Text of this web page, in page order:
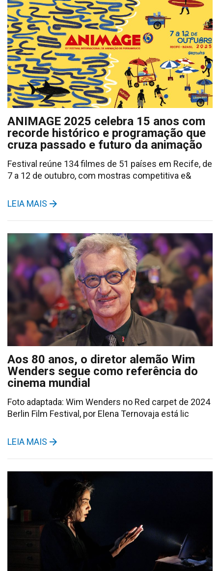
ANIMAGE 2025 celebra 15 anos com
recorde histórico e programação que
cruza passado e futuro da animação
Festival reúne 134 filmes de 51 países em Recife, de
7 a 12 de outubro, com mostras competitiva e&
LEIA MAIS
Aos 80 anos, o diretor alemão Wim
Wenders segue como referência do
cinema mundial
Foto adaptada: Wim Wenders no Red carpet de 2024
Berlin Film Festival, por Elena Ternovaja está lic
LEIA MAIS